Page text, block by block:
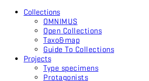
Collections
OMNIMUS
Open Collections
Taxo&map
Guide To Collections
Projects
Type specimens
Protagonists